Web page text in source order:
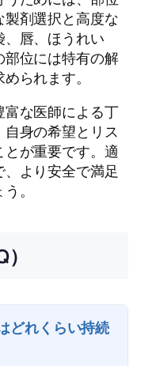
剤選択と高度な
唇、ほうれい
位には特有の解
られます。
な医師による丁
身の希望とリス
が重要です。適
より安全で満足
。
どれくらい持続